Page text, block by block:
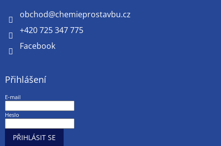
obchod@chemieprostavbu.cz
+420 725 347 775
Facebook
Přihlášení
E-mail
Heslo
PŘIHLÁSIT SE